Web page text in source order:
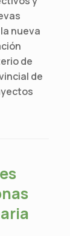
nueva
de
de